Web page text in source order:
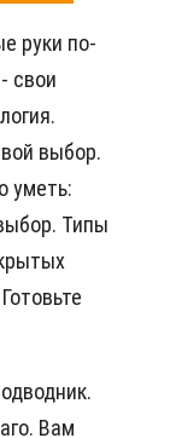
руки по-
свои
выбор.
уметь:
Типы
Вам